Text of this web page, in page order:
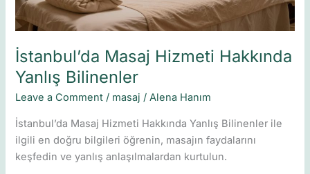
İstanbul’da Masaj Hizmeti Hakkında
Yanlış Bilinenler
Leave a Comment / masaj /Alena Hanım
İstanbul’da Masaj Hizmeti Hakkında Yanlış Bilinenler ile
ilgili en doğru bilgileri öğrenin, masajın faydalarını
keşfedin ve yanlış anlaşılmalardan kurtulun.